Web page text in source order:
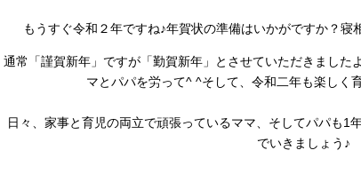
もうすぐ令和２年ですね♪年賀状の準備はいかがですか？寝
通常「謹賀新年」ですが「勤賀新年」とさせていただきましたよ
マとパパを労って^ ^そして、令和二年も楽しく
日々、家事と育児の両立で頑張っているママ、そしてパパも1
でいきましょう♪